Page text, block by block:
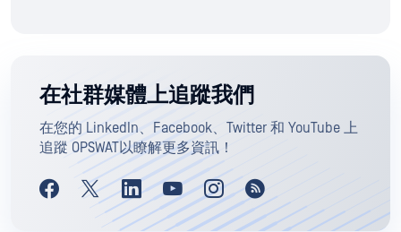
在社群媒體上追蹤我們
在您的 LinkedIn、Facebook、Twitter 和 YouTube 上
追蹤 OPSWAT以瞭解更多資訊！